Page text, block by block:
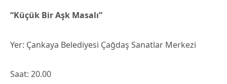
“Küçük Bir Aşk Masalı”
Yer: Çankaya Belediyesi Çağdaş Sanatlar Merkezi
Saat: 20.00